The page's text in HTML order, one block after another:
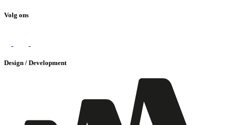
Volg ons
Design / Development